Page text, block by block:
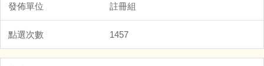
註冊組
1457